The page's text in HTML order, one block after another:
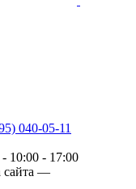
040-05-11
10:00 - 17:00
сайта —